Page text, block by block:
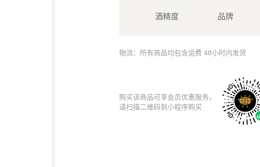
酒精度 品牌
物流：所有商品均包含运费 48小时内发货
购买该商品可享会员优惠服务，
请扫描二维码到小程序购买